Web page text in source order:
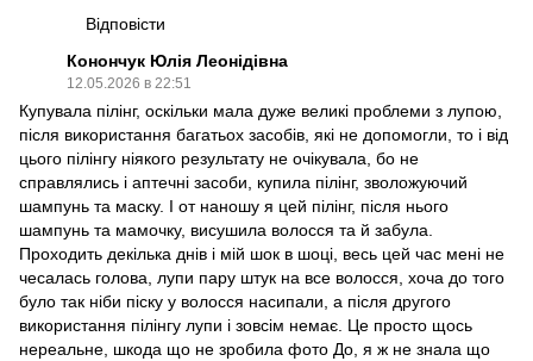
Відповісти
Конончук Юлія Леонідівна
12.05.2026 в 22:51
Купувала пілінг, оскільки мала дуже великі проблеми з лупою,
після використання багатьох засобів, які не допомогли, то і від
цього пілінгу ніякого результату не очікувала, бо не
справлялись і аптечні засоби, купила пілінг, зволожуючий
шампунь та маску. І от наношу я цей пілінг, після нього
шампунь та мамочку, висушила волосся та й забула.
Проходить декілька днів і мій шок в шоці, весь цей час мені не
чесалась голова, лупи пару штук на все волосся, хоча до того
було так ніби піску у волосся насипали, а після другого
використання пілінгу лупи і зовсім немає. Це просто щось
нереальне, шкода що не зробила фото До, я ж не знала що